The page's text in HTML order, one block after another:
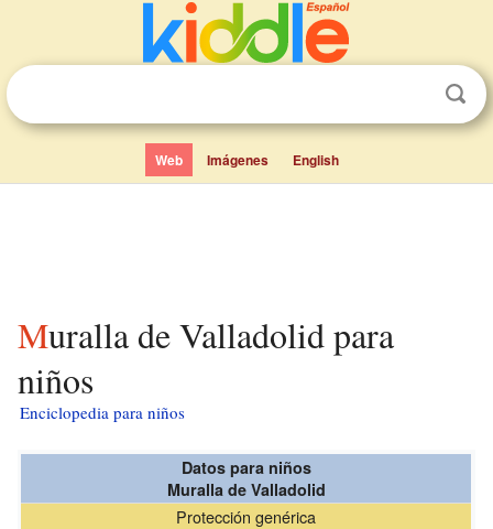
Web Imágenes English
Muralla de Valladolid para
niños
Enciclopedia para niños
Datos para niños
Muralla de Valladolid
Protección genérica